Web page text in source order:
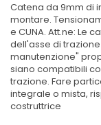
Catena da 9mm di
montare.
e CUNA. Att.ne: Le
dell'asse di
manutenzione"
siano compatibili
trazione. Fare
integrale o mista,
costruttrice